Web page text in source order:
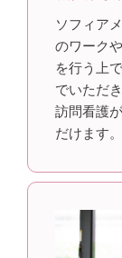
ソフィア
のワーク
を行う上
でいただき
訪問看護
だけます。